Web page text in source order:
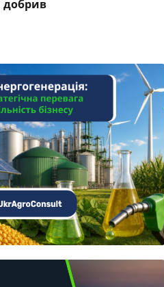
добрив